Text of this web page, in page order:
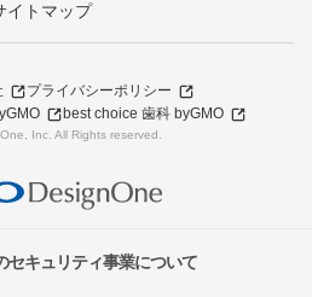
イトマップ
プライバシーポリシー
best choice 歯科 byGMO
Inc. All Rights reserved.
セキュリティ事業について